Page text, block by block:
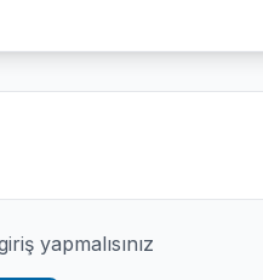
yapmalısınız